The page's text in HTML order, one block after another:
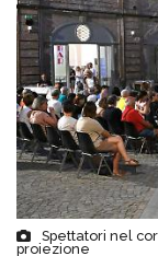
Spettatori nel
proiezione